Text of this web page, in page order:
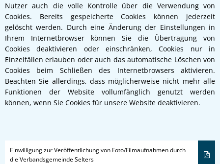
Nutzer auch die volle Kontrolle über die Verwendung von
Cookies. Bereits gespeicherte Cookies können jederzeit
gelöscht werden. Durch eine Änderung der Einstellungen in
Ihrem Internetbrowser können Sie die Übertragung von
Cookies deaktivieren oder einschränken, Cookies nur in
Einzelfällen erlauben oder auch das automatische Löschen von
Cookies beim Schließen des Internetbrowsers aktivieren.
Beachten Sie allerdings, dass möglicherweise nicht mehr alle
Funktionen der Website vollumfänglich genutzt werden
können, wenn Sie Cookies für unsere Website deaktivieren.
Einwilligung zur Veröffentlichung von Foto/Filmaufnahmen durch
die Verbandsgemeinde Selters